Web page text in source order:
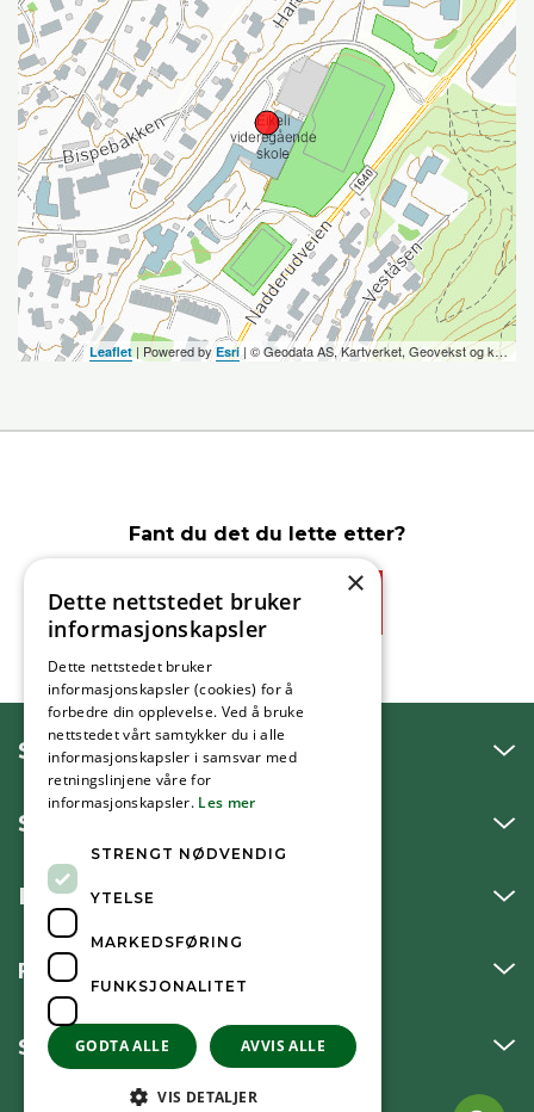
Leaflet | Powered byEsri| ©️ Geodata AS, Kartverket, Geovekst og kommunene, OpenStreetMap
Fant du det du lette etter?
Ja
SNAKK MED OSS
SKRIV TIL OSS
BESØK OSS
FØLG OSS
SNARVEIER
×
Dette nettstedet bruker
informasjonskapsler
Dette nettstedet bruker
informasjonskapsler (cookies) for å
forbedre din opplevelse. Ved å bruke
nettstedet vårt samtykker du i alle
informasjonskapsler i samsvar med
retningslinjene våre for
informasjonskapsler. Les mer
STRENGT NØDVENDIG
YTELSE
MARKEDSFØRING
FUNKSJONALITET
GODTA ALLE AVVIS ALLE
VIS DETALJER